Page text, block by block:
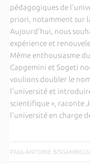
pédagogiques de
priori, notamment sur
Aujourd'hui, nous
expérience et
Même enthousiasme
Capgemini et Sogeti
voulions doubler le
l'université et
scientifique », raconte
l'université en charge
PAUL-ANTOINE